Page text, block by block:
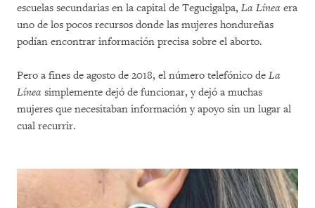
escuelas secundarias en la capital de Tegucigalpa, La Línea era
uno de los pocos recursos donde las mujeres hondureñas
podían encontrar información precisa sobre el aborto.
Pero a fines de agosto de 2018, el número telefónico de La
Línea simplemente dejó de funcionar, y dejó a muchas
mujeres que necesitaban información y apoyo sin un lugar al
cual recurrir.